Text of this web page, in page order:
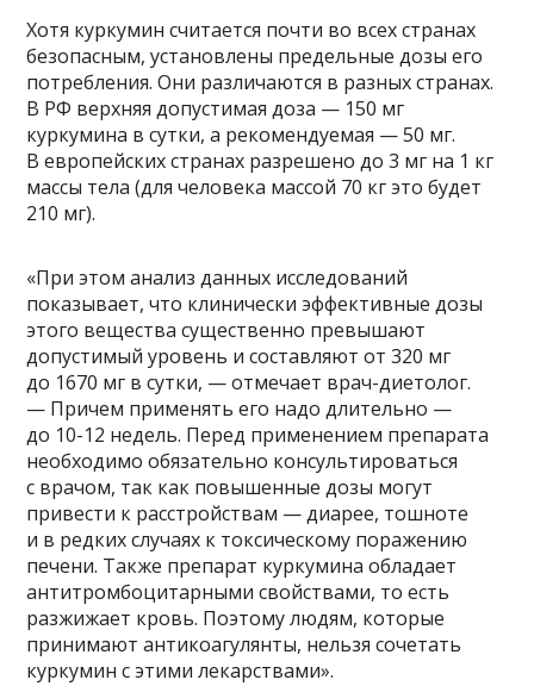
Хотя куркумин считается почти во всех странах
безопасным, установлены предельные дозы его
потребления. Они различаются в разных странах.
В РФ верхняя допустимая доза — 150 мг
куркумина в сутки, а рекомендуемая — 50 мг.
В европейских странах разрешено до 3 мг на 1 кг
массы тела (для человека массой 70 кг это будет
210 мг).
«При этом анализ данных исследований
показывает, что клинически эффективные дозы
этого вещества существенно превышают
допустимый уровень и составляют от 320 мг
до 1670 мг в сутки, — отмечает врач-диетолог.
— Причем применять его надо длительно —
до 10-12 недель. Перед применением препарата
необходимо обязательно консультироваться
с врачом, так как повышенные дозы могут
привести к расстройствам — диарее, тошноте
и в редких случаях к токсическому поражению
печени. Также препарат куркумина обладает
антитромбоцитарными свойствами, то есть
разжижает кровь. Поэтому людям, которые
принимают антикоагулянты, нельзя сочетать
куркумин с этими лекарствами».